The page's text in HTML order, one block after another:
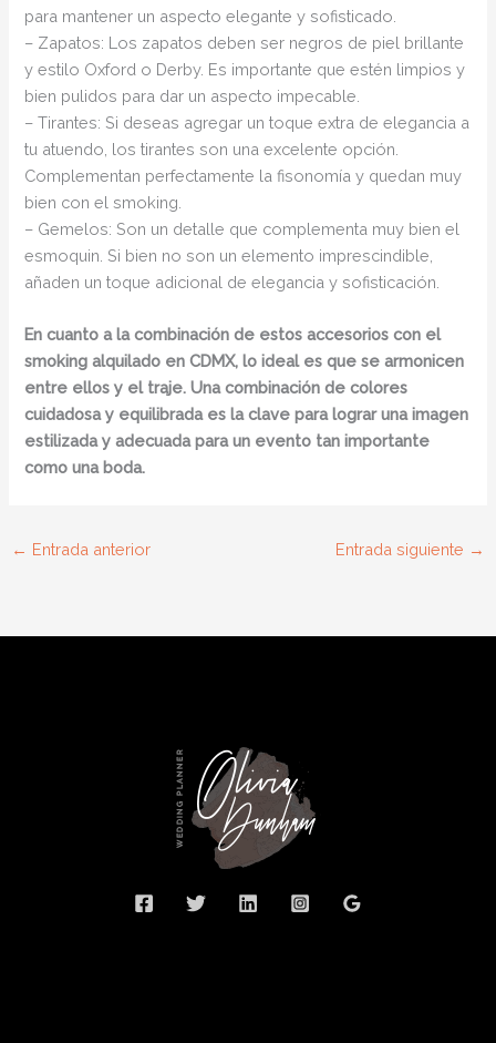
para mantener un aspecto elegante y sofisticado.
– Zapatos: Los zapatos deben ser negros de piel brillante
y estilo Oxford o Derby. Es importante que estén limpios y
bien pulidos para dar un aspecto impecable.
– Tirantes: Si deseas agregar un toque extra de elegancia a
tu atuendo, los tirantes son una excelente opción.
Complementan perfectamente la fisonomía y quedan muy
bien con el smoking.
– Gemelos: Son un detalle que complementa muy bien el
esmoquin. Si bien no son un elemento imprescindible,
añaden un toque adicional de elegancia y sofisticación.
En cuanto a la combinación de estos accesorios con el
smoking alquilado en CDMX, lo ideal es que se armonicen
entre ellos y el traje. Una combinación de colores
cuidadosa y equilibrada es la clave para lograr una imagen
estilizada y adecuada para un evento tan importante
como una boda.
← Entrada anterior Entrada siguiente →